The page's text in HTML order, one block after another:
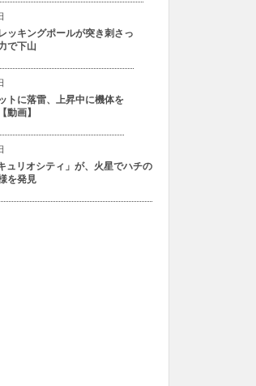
ッキングポールが突き刺さっ
で下山
トに落雷、上昇中に機体を
動画】
ュリオシティ」が、火星でハチの
を発見